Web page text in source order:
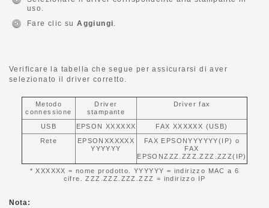
uso.
Fare clic suAggiungi
Verificare la tabella che segue per assicurarsi di aver
selezionato il driver corretto.
Metodo
connessione
Driver
stampante
Driver fax
USB EPSON XXXXXX
FAX XXXXXX (USB)
Rete
EPSONXXXXXX
YYYYYY
FAX EPSONYYYYYY(IP) o
FAX
EPSONZZZ.ZZZ.ZZZ.ZZZ(IP)
* XXXXXX = nome prodotto. YYYYYY = indirizzo MAC a 6
cifre. ZZZ.ZZZ.ZZZ.ZZZ = indirizzo IP
Nota: